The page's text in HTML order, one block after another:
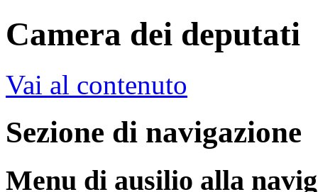
Camera dei deputati
Vai al contenuto
Sezione di navigazione
Menu di ausilio alla